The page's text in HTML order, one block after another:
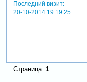
Последний визит:
20-10-2014 19:19:25
Страница: 1